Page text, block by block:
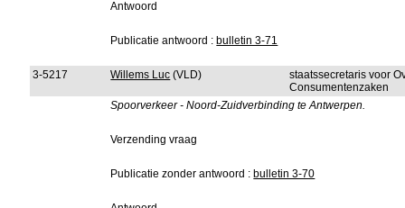
Antwoord
Publicatie antwoord : bulletin 3-71
3-5217 Willems Luc (VLD)
staatssecretaris voor
Consumentenzaken
Spoorverkeer - Noord-Zuidverbinding te Antwerpen.
Verzending vraag
Publicatie zonder antwoord : bulletin 3-70